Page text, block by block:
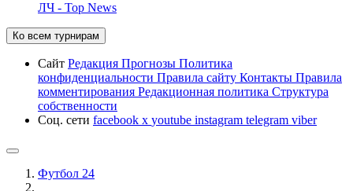
ЛЧ - Top News
Ко всем турнирам
Сайт Редакция Прогнозы Политика
конфиденциальности Правила сайту Контакты Правила
комментирования Редакционная политика Структура
собственности
Соц. сети facebook x youtube instagram telegram viber
Футбол 24